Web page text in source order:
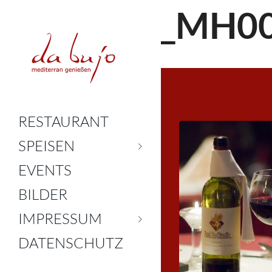
RESTAURANT
SPEISEN
EVENTS
BILDER
IMPRESSUM
DATENSCHUTZ